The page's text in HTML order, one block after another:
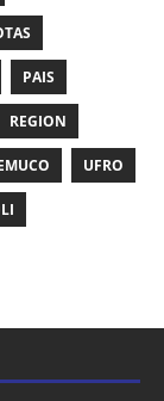
PAIS
REGION
UFRO